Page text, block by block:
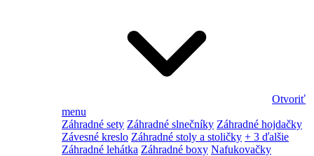
Otvoriť
menu
Záhradné sety Záhradné slnečníky Záhradné hojdačky
Závesné kreslo Záhradné stoly a stoličky + 3 ďalšie
Záhradné lehátka Záhradné boxy Nafukovačky